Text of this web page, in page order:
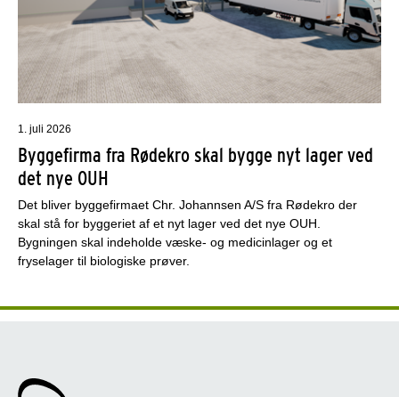
1. juli 2026
Byggefirma fra Rødekro skal bygge nyt lager ved
det nye OUH
Det bliver byggefirmaet Chr. Johannsen A/S fra Rødekro der
skal stå for byggeriet af et nyt lager ved det nye OUH.
Bygningen skal indeholde væske- og medicinlager og et
fryselager til biologiske prøver.